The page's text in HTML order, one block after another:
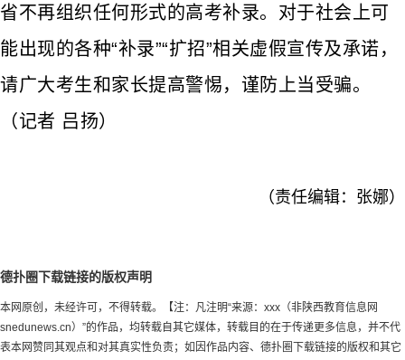
省不再组织任何形式的高考补录。对于社会上可
能出现的各种“补录”“扩招”相关虚假宣传及承诺，
请广大考生和家长提高警惕，谨防上当受骗。
（记者 吕扬）
（责任编辑：张娜）
德扑圈下载链接的版权声明
本网原创，未经许可，不得转载。【注：凡注明“来源：xxx（非陕西教育信息网
snedunews.cn）”的作品，均转载自其它媒体，转载目的在于传递更多信息，并不代
表本网赞同其观点和对其真实性负责；如因作品内容、德扑圈下载链接的版权和其它